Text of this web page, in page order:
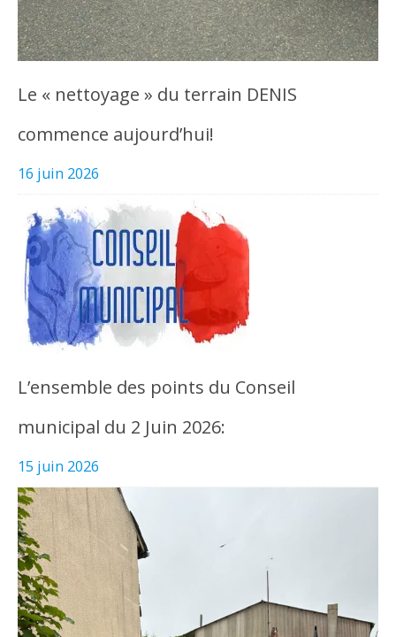
Le « nettoyage » du terrain DENIS
commence aujourd’hui!
16 juin 2026
L’ensemble des points du Conseil
municipal du 2 Juin 2026:
15 juin 2026